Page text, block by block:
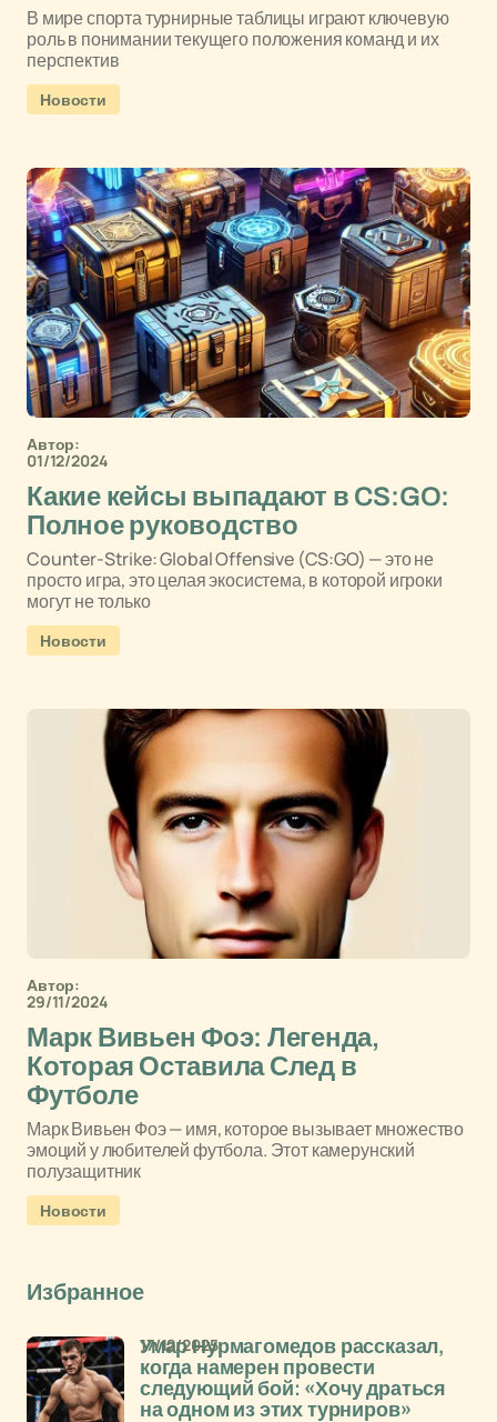
В мире спорта турнирные таблицы играют ключевую
роль в понимании текущего положения команд и их
перспектив
Новости
Автор:
01/12/2024
Какие кейсы выпадают в CS:GO:
Полное руководство
Counter-Strike: Global Offensive (CS:GO) — это не
просто игра, это целая экосистема, в которой игроки
могут не только
Новости
Автор:
29/11/2024
Марк Вивьен Фоэ: Легенда,
Которая Оставила След в
Футболе
Марк Вивьен Фоэ — имя, которое вызывает множество
эмоций у любителей футбола. Этот камерунский
полузащитник
Новости
Избранное
Умар Нурмагомедов рассказал,
когда намерен провести
следующий бой: «Хочу драться
на одном из этих турниров»
17/12/2025